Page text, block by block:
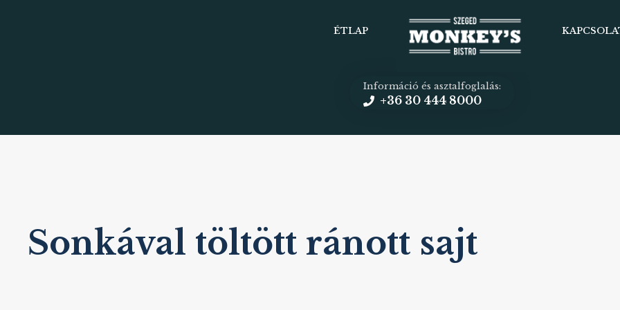
ÉTLAP
Információ és asztalfoglalás:
+36 30 444 8000
Sonkával töltött ránott sajt